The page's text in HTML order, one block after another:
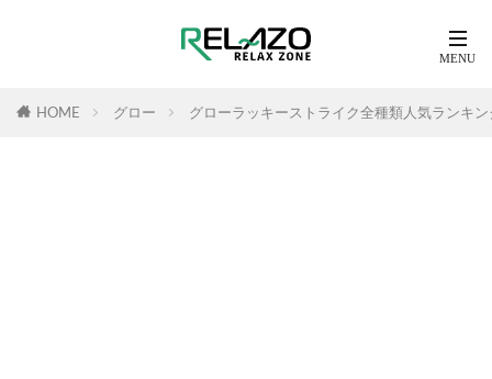
HOME グロー グローラッキーストライク全種類人気ランキ